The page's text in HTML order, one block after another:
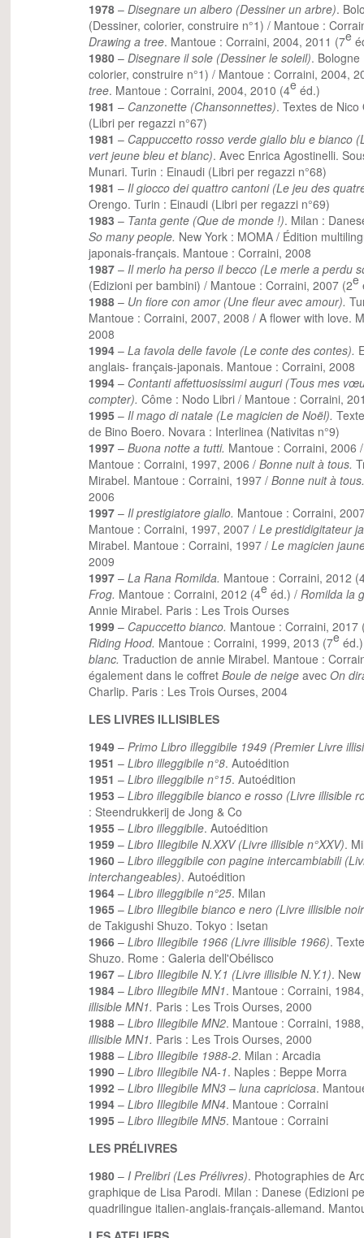
1978 – Disegnare un albero (Dessiner un arbre).
(Dessiner, colorier, construire n°1) / Mantoue :
Drawing a tree. Mantoue : Corraini, 2004, 2011 (7e
1980 – Disegnare il sole (Dessiner le soleil).
colorier, construire n°1) / Mantoue : Corraini, 2004,
tree. Mantoue : Corraini, 2004, 2010 (4e éd.)
1981 – Canzonette (Chansonnettes). Textes de
(Libri per regazzi n°67)
1981 – Cappuccetto rosso verde giallo blu e bianco
vert jeune bleu et blanc). Avec Enrica Agostinelli.
Munari. Turin : Einaudi (Libri per regazzi n°68)
1981 – Il giocco dei quattro cantoni (Le jeu des
Orengo. Turin : Einaudi (Libri per regazzi n°69)
1983 – Tanta gente (Que de monde !). Milan :
So many people. New York : MOMA / Édition
japonais-français. Mantoue : Corraini, 2008
1987 – Il merlo ha perso il becco (Le merle a perdu
(Edizioni per bambini) / Mantoue : Corraini, 2007 (2e
1988 – Un fiore con amor (Une fleur avec amour).
Mantoue : Corraini, 2007, 2008 / A flower with love.
2008
1994 – La favola delle favole (Le conte des contes).
anglais- français-japonais. Mantoue : Corraini, 2008
1994 – Contanti affettuosissimi auguri (Tous mes
compter). Côme : Nodo Libri / Mantoue : Corraini,
1995 – Il mago di natale (Le magicien de Noël).
de Bino Boero. Novara : Interlinea (Nativitas n°9)
1997 – Buona notte a tutti. Mantoue : Corraini, 2006
Mantoue : Corraini, 1997, 2006 / Bonne nuit à tous.
Mirabel. Mantoue : Corraini, 1997 / Bonne nuit à tous.
2006
1997 – Il prestigiatore giallo. Mantoue : Corraini,
Mantoue : Corraini, 1997, 2007 / Le prestidigitateur
Mirabel. Mantoue : Corraini, 1997 / Le magicien
2009
1997 – La Rana Romilda. Mantoue : Corraini, 2012
Frog. Mantoue : Corraini, 2012 (4e éd.) / Romilda la
Annie Mirabel. Paris : Les Trois Ourses
1999 – Capuccetto bianco. Mantoue : Corraini, 2017
Riding Hood. Mantoue : Corraini, 1999, 2013 (7e
blanc. Traduction de annie Mirabel. Mantoue :
également dans le coffret Boule de neige avec On
Charlip. Paris : Les Trois Ourses, 2004
LES LIVRES ILLISIBLES
1949 – Primo Libro illeggibile 1949 (Premier Livre
1951 – Libro illeggibile n°8. Autoédition
1951 – Libro illeggibile n°15. Autoédition
1953 – Libro illeggibile bianco e rosso (Livre illisible
: Steendrukkerij de Jong & Co
1955 – Libro illeggibile. Autoédition
1959 – Libro Illegibile N.XXV (Livre illisible n°XXV).
1960 – Libro illeggibile con pagine intercambiabili
interchangeables). Autoédition
1964 – Libro illeggibile n°25. Milan
1965 – Libro Illegibile bianco e nero (Livre illisible
de Takigushi Shuzo. Tokyo : Isetan
1966 – Libro Illegibile 1966 (Livre illisible 1966).
Shuzo. Rome : Galeria dell'Obélisco
1967 – Libro Illegibile N.Y.1 (Livre illisible N.Y.1).
1984 – Libro Illegibile MN1. Mantoue : Corraini,
illisible MN1. Paris : Les Trois Ourses, 2000
1988 – Libro Illegibile MN2. Mantoue : Corraini,
illisible MN1. Paris : Les Trois Ourses, 2000
1988 – Libro Illegibile 1988-2. Milan : Arcadia
1990 – Libro Illegibile NA-1. Naples : Beppe Morra
1992 – Libro Illegibile MN3 – luna capriciosa.
1994 – Libro Illegibile MN4. Mantoue : Corraini
1995 – Libro Illegibile MN5. Mantoue : Corraini
LES PRÉLIVRES
1980 – I Prelibri (Les Prélivres). Photographies de
graphique de Lisa Parodi. Milan : Danese (Edizioni
quadrilingue italien-anglais-français-allemand.